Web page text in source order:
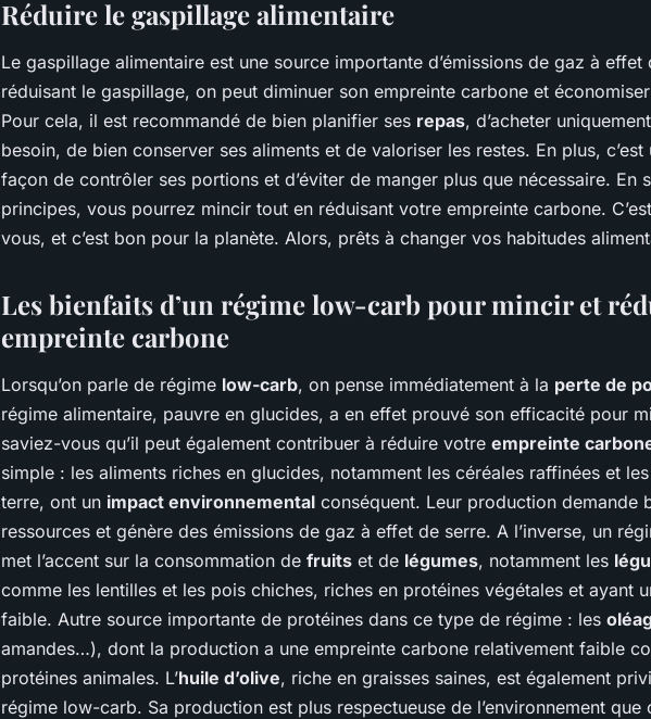
Réduire le gaspillage alimentaire
Le gaspillage alimentaire est une source importante d’émissions de gaz à effet
réduisant le gaspillage, on peut diminuer son empreinte carbone et économiser
Pour cela, il est recommandé de bien planifier ses repas, d’acheter
besoin, de bien conserver ses aliments et de valoriser les restes. En plus, c’est
façon de contrôler ses portions et d’éviter de manger plus que nécessaire. En
principes, vous pourrez mincir tout en réduisant votre empreinte carbone.
vous, et c’est bon pour la planète. Alors, prêts à changer vos habitudes
Les bienfaits d’un régime low-carb pour mincir et
empreinte carbone
Lorsqu’on parle de régime low-carb, on pense immédiatement à la perte de
régime alimentaire, pauvre en glucides, a en effet prouvé son efficacité pour
saviez-vous qu’il peut également contribuer à réduire votre empreinte
simple : les aliments riches en glucides, notamment les céréales raffinées et
terre, ont un impact environnemental conséquent. Leur production demande
ressources et génère des émissions de gaz à effet de serre. A l’inverse, un
met l’accent sur la consommation de fruits et de légumes, notamment les
comme les lentilles et les pois chiches, riches en protéines végétales et ayant
faible. Autre source importante de protéines dans ce type de régime : les
amandes…), dont la production a une empreinte carbone relativement faible
protéines animales. L’huile d’olive, riche en graisses saines, est également
régime low-carb. Sa production est plus respectueuse de l’environnement que